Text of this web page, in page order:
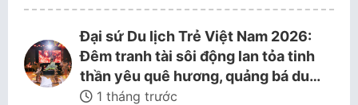
Đại sứ Du lịch Trẻ Việt Nam 2026:
Đêm tranh tài sôi động lan tỏa tinh
thần yêu quê hương, quảng bá du…
1 tháng trước